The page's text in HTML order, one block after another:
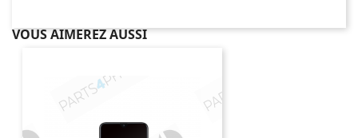
VOUS AIMEREZ AUSSI